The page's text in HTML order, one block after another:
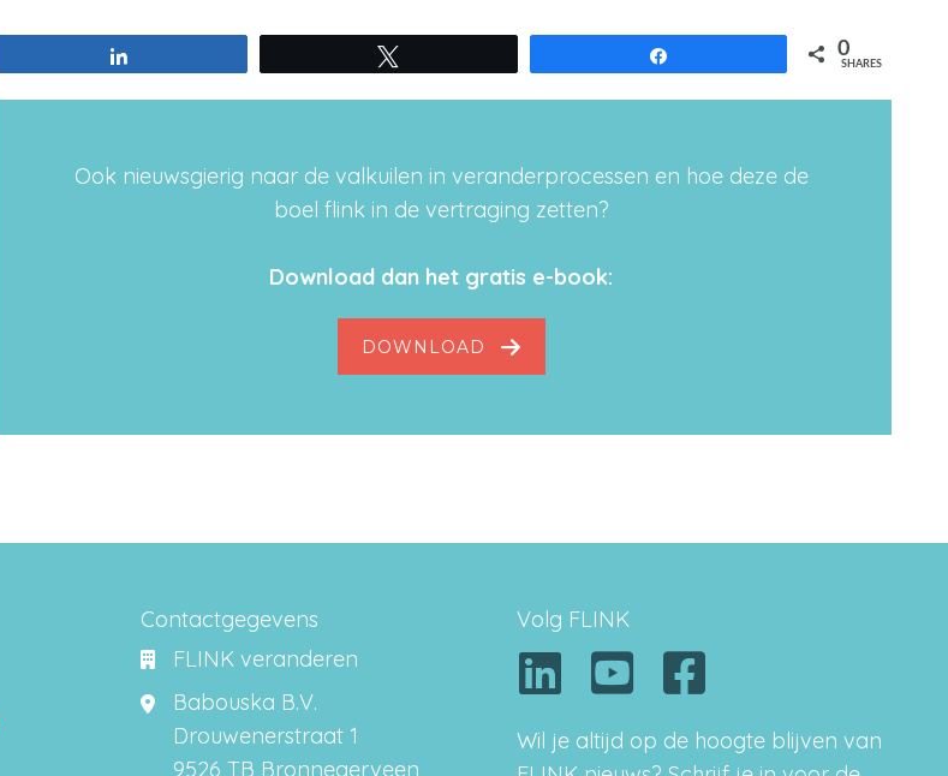
0
SHARES
Ook nieuwsgierig naar de valkuilen in veranderprocessen en hoe deze de
boel flink in de vertraging zetten?
Download dan het gratis e-book:
DOWNLOAD
Contactgegevens
FLINK veranderen
Babouska B.V.
Drouwenerstraat 1
9526 TB Bronnegerveen
Volg FLINK
Wil je altijd op de hoogte blijven van